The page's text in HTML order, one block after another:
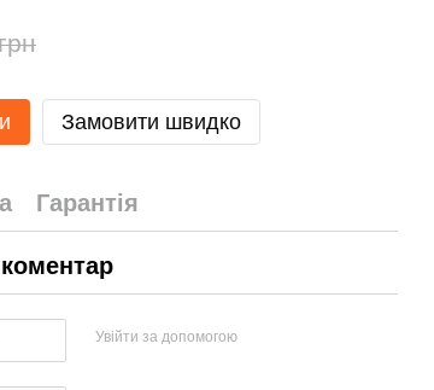
Замовити швидко
Гарантія
Увійти за допомогою